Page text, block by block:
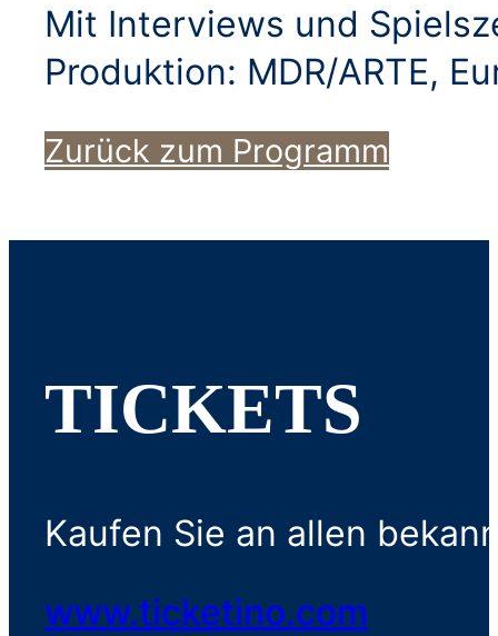
Mit Interviews und
Produktion: MDR/ARTE,
Zurück zum Programm
TICKETS
Kaufen Sie an allen
www.ticketino.com